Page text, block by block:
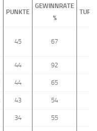
PUNKTE
GEWINNRATE
%
45 67
44 92
44 65
43 54
34 55